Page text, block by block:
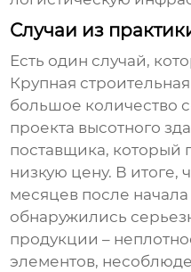
Случаи из
Есть один случай,
Крупная
большое количество
проекта высотного
поставщика,
низкую цену. В итоге,
месяцев после начала
обнаружились
продукции –
элементов,